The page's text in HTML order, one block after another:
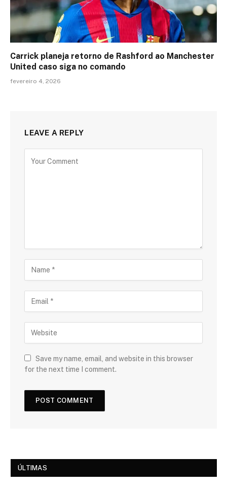
Carrick planeja retorno de Rashford ao Manchester
United caso siga no comando
fevereiro 4, 2026
LEAVE A REPLY
Save my name, email, and website in this browser
for the next time I comment.
ÚLTIMAS